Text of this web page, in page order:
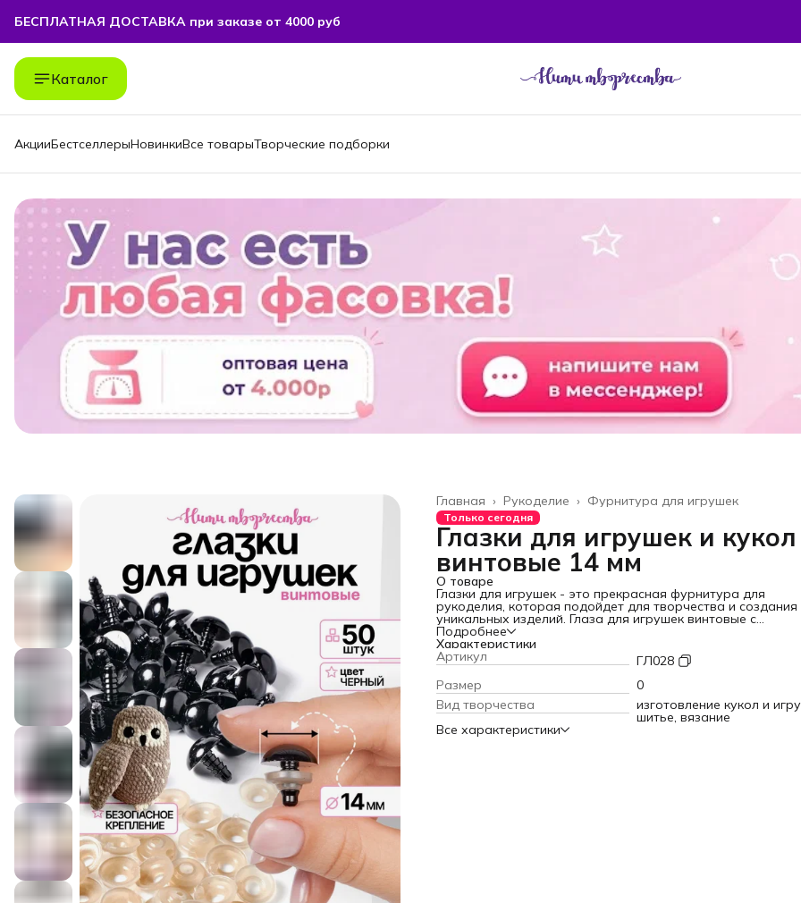
БЕСПЛАТНАЯ ДОСТАВКА при заказе от 4000 руб
БЕСПЛАТНАЯ ДОСТАВКА при заказе от 4000 руб
Каталог
АкцииБестселлерыНовинкиВсе товарыТворческие подборки
Фурнитура для игрушек
Рукоделие ›
Главная ›
Только сегодня
Глазки для игрушек и кукол
винтовые 14 мм
О товаре
Глазки для игрушек - это прекрасная фурнитура для
рукоделия, которая подойдет для творчества и создания
уникальных изделий. Глаза для игрушек винтовые с
фиксатором, представлены в черном цвете. Эти глазки
идеально подойдут как для шитья, валяния, так и для
игрушек различных форм и размеров, также подойдут
для амигуруми.
Этот набор фурнитуры для рукоделия станет
элементом для вашего творчества. Он идеально
изготовления мягких игрушек, кукол и других поделок. В
упаковке содержится целых 25 пар глаз для игрушек
диаметром 14 мм каждый. В наборе есть фиксаторы для
Подробнее
Характеристики
Артикул
ГЛ028
Размер
0
Вид творчества
изготовление кукол и
шитье, вязание
Все характеристики